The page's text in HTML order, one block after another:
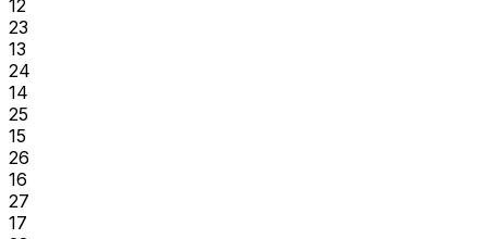
12
23
13
24
14
25
15
26
16
27
17